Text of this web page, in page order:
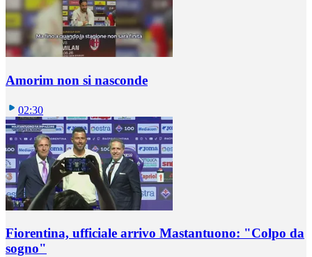
Amorim non si nasconde
02:30
Fiorentina, ufficiale arrivo Mastantuono: "Colpo da
sogno"